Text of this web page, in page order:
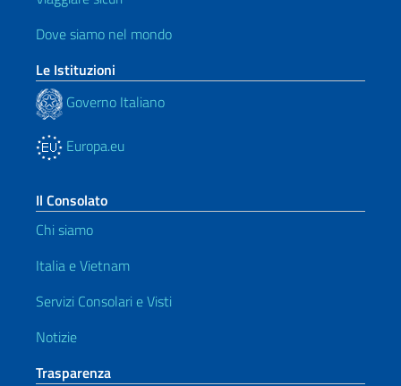
Dove siamo nel mondo
Le Istituzioni
Governo Italiano
Europa.eu
Il Consolato
Chi siamo
Italia e Vietnam
Servizi Consolari e Visti
Notizie
Trasparenza